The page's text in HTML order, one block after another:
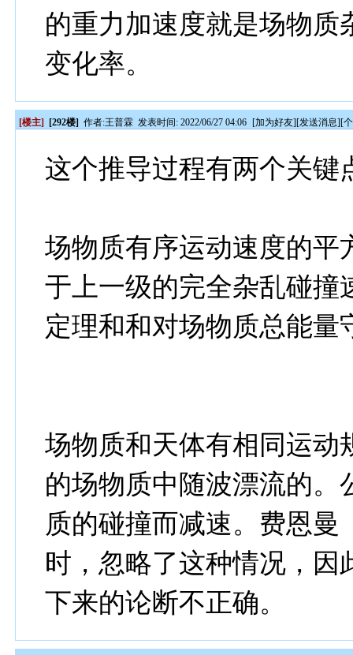
的重力加速度就是场物质
变化率。
[楼主] [292楼] 作者:王普霖 发表时间: 2022/06/27 04:06 [加为好友][发送消息][
这个推导过程有两个关键
场物质有序运动速度的平
于上一级的完全杂乱碰撞
定理和和对场物质总能量
场物质和天体有相同运动
的场物质中随波漂流的。
质的碰撞而减速。费恩
时，忽略了这种情况，因
下来的论断不正确。